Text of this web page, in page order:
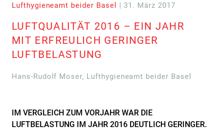
Lufthygieneamt beider Basel | 31. März 2017
LUFTQUALITÄT 2016 – EIN JAHR
MIT ERFREULICH GERINGER
LUFTBELASTUNG
Hans-Rudolf Moser, Lufthygieneamt beider Basel
IM VERGLEICH ZUM VORJAHR WAR DIE
LUFTBELASTUNG IM JAHR 2016 DEUTLICH GERINGER.